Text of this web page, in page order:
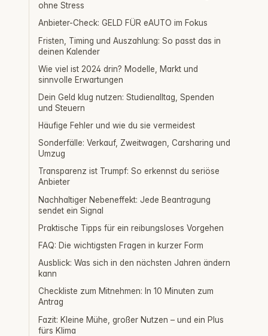
ohne Stress
Anbieter-Check: GELD FÜR eAUTO im Fokus
Fristen, Timing und Auszahlung: So passt das in
deinen Kalender
Wie viel ist 2024 drin? Modelle, Markt und
sinnvolle Erwartungen
Dein Geld klug nutzen: Studienalltag, Spenden
und Steuern
Häufige Fehler und wie du sie vermeidest
Sonderfälle: Verkauf, Zweitwagen, Carsharing und
Umzug
Transparenz ist Trumpf: So erkennst du seriöse
Anbieter
Nachhaltiger Nebeneffekt: Jede Beantragung
sendet ein Signal
Praktische Tipps für ein reibungsloses Vorgehen
FAQ: Die wichtigsten Fragen in kurzer Form
Ausblick: Was sich in den nächsten Jahren ändern
kann
Checkliste zum Mitnehmen: In 10 Minuten zum
Antrag
Fazit: Kleine Mühe, großer Nutzen – und ein Plus
fürs Klima